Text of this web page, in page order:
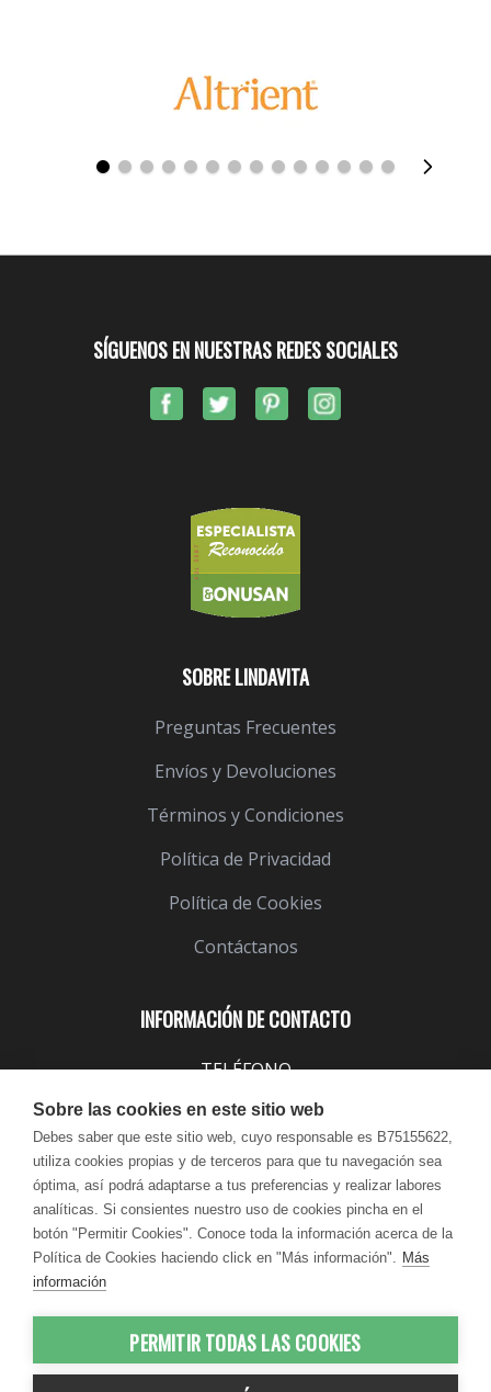
INFORMACIÓN DE CONTACTO
TELÉFONO
EMAIL
info@lindavita.com
HORARIO
Lun - Jue / 9:00 - 18:30
Vie / 9:00 - 17:30
SOBRE LINDAVITA
Preguntas Frecuentes
Envíos y Devoluciones
Términos y Condiciones
Política de Privacidad
Política de Cookies
Contáctanos
SÍGUENOS EN NUESTRAS REDES SOCIALES
© 2012-2026 LindaVita - Todos los
Sobre las cookies en este sitio web
Debes saber que este sitio web, cuyo responsable es B75155622,
utiliza cookies propias y de terceros para que tu navegación sea
óptima, así podrá adaptarse a tus preferencias y realizar labores
analíticas. Si consientes nuestro uso de cookies pincha en el
botón "Permitir Cookies". Conoce toda la información acerca de la
Política de Cookies haciendo click en "Más información". Más
información
PERMITIR TODAS LAS COOKIES